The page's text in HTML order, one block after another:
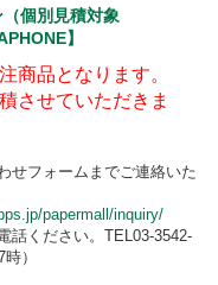
個別見積対象
】
商品となります。
させていただきま
せフォームまでご連絡いた
papermall/inquiry/
話ください。TEL03-3542-
）